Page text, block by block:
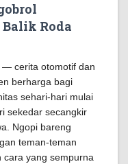
Roda
— cerita otomotif dan
berharga bagi
sehari-hari mulai
sekedar secangkir
Ngopi bareng
teman-teman
cara yang sempurna